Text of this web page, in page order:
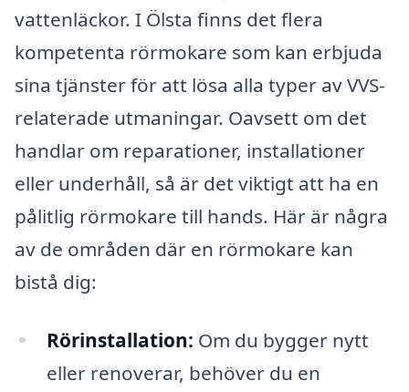
vattenläckor. I Ölsta finns det flera
kompetenta rörmokare som kan erbjuda
sina tjänster för att lösa alla typer av VVS-
relaterade utmaningar. Oavsett om det
handlar om reparationer, installationer
eller underhåll, så är det viktigt att ha en
pålitlig rörmokare till hands. Här är några
av de områden där en rörmokare kan
bistå dig:
Rörinstallation: Om du bygger nytt
eller renoverar, behöver du en